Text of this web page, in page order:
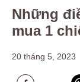
Những
mua 1
20 tháng 5, 2023